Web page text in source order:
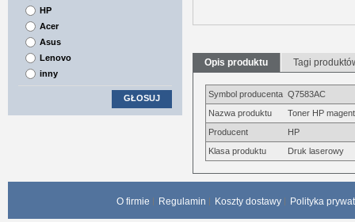
Opis produktu Tagi
Symbol producenta Q7583AC
Nazwa produktu
Toner HP
Producent
HP
Klasa produktu
Druk laserowy
HP
Acer
Asus
Lenovo
inny
GŁOSUJ
O firmie Regulamin Koszty dostawy Polityka